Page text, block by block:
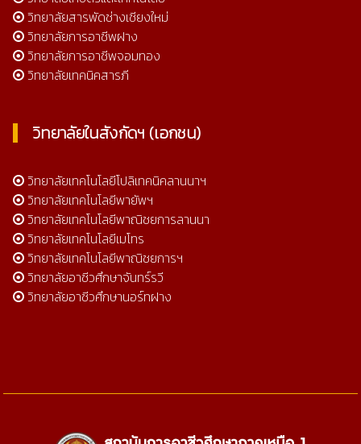
วิทยาลัยสารพัดช่างเชียงใหม่
วิทยาลัยการอาชีพฝาง
วิทยาลัยการอาชีพจอมทอง
วิทยาลัยเทคนิคสารภี
วิทยาลัยในสังกัดฯ (เอกชน)
วิทยาลัยเทคโนโลยีโปลิเทคนิคลานนาฯ
วิทยาลัยเทคโนโลยีพายัพฯ
วิทยาลัยเทคโนโลยีพาณิชยการลานนา
วิทยาลัยเทคโนโลยีเมโทร
วิทยาลัยเทคโนโลยีพาณิชยการฯ
วิทยาลัยอาชีวศึกษาจันทร์รวี
วิทยาลัยอาชีวศึกษานอร์ทฝาง